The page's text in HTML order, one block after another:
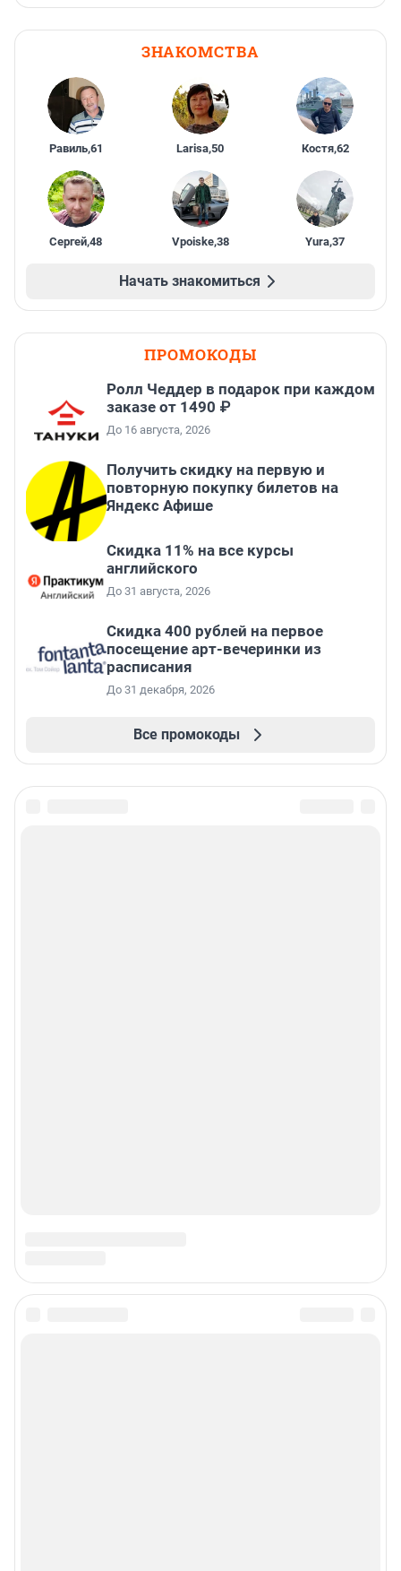
ЗНАКОМСТВА
Равиль,61 Larisa,50 Костя,62
Сергей,48 Vpoiske,38 Yura,37
Начать знакомиться
ПРОМОКОДЫ
Ролл Чеддер в подарок при каждом
заказе от 1490 ₽
До 16 августа, 2026
Получить скидку на первую и
повторную покупку билетов на
Яндекс Афише
Скидка 11% на все курсы
английского
До 31 августа, 2026
Cкидка 400 рублей на первое
посещение арт-вечеринки из
расписания
До 31 декабря, 2026
Все промокоды